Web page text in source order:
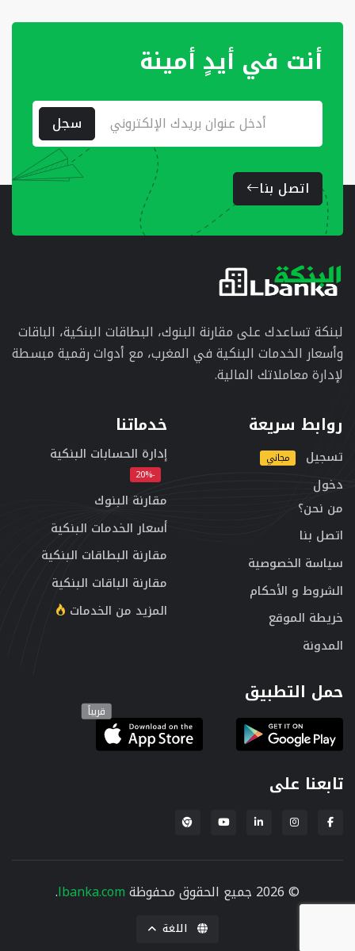
أنت في أيدٍ أمينة
سجل
اتصل بنا
لبنكة تساعدك على مقارنة البنوك، البطاقات البنكية، الباقات
وأسعار الخدمات البنكية في المغرب، مع أدوات رقمية مبسطة
لإدارة معاملاتك المالية.
روابط سريعة
تسجيل مجاني
دخول
من نحن؟
اتصل بنا
سياسة الخصوصية
الشروط و الأحكام
خريطة الموقع
المدونة
خدماتنا
إدارة الحسابات البنكية
-20%
مقارنة البنوك
أسعار الخدمات البنكية
مقارنة البطاقات البنكية
مقارنة الباقات البنكية
المزيد من الخدمات
حمل التطبيق
قريباً
تابعنا على
إضافة لبنكة لمتصفح Chrome
© 2026 جميع الحقوق محفوظة lbanka.com
.
اللغة